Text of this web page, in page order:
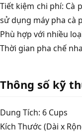
Tiết kiệm chi phí: Cà
sử dụng máy pha cà
Phù hợp với nhiều
Thời gian pha chế
Thông số kỹ
Dung Tích: 6 Cups
Kích Thước (Dài x